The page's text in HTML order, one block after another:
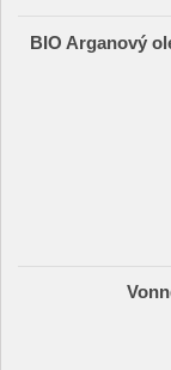
BIO Arganový